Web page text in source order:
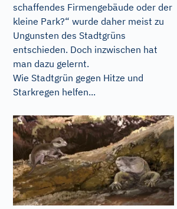
schaffendes Firmengebäude oder der
kleine Park?“ wurde daher meist zu
Ungunsten des Stadtgrüns
entschieden. Doch inzwischen hat
man dazu gelernt.
Wie Stadtgrün gegen Hitze und
Starkregen helfen...